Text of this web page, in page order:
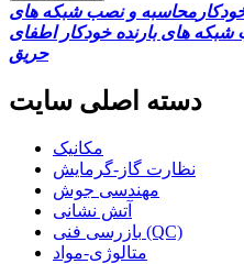
محاسبه و نصب شبكه های
های بارنده خودکار اطفای
حریق
دسته اصلی سایت
مکانیک
نظارت گاز-گرمایش
مهندسی جوش
آتش نشانی
بازرسی فنی (QC)
متالوژی-مواد